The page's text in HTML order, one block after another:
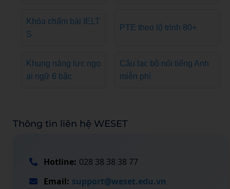
Khóa chấm bài IELT
S
PTE theo lộ trình 80+
Khung năng lực ngo
ại ngữ 6 bậc
Câu lạc bộ nói tiếng Anh
miễn phí
Thông tin liên hệ WESET
Hotline: 028 38 38 38 77
Email: support@weset.edu.vn